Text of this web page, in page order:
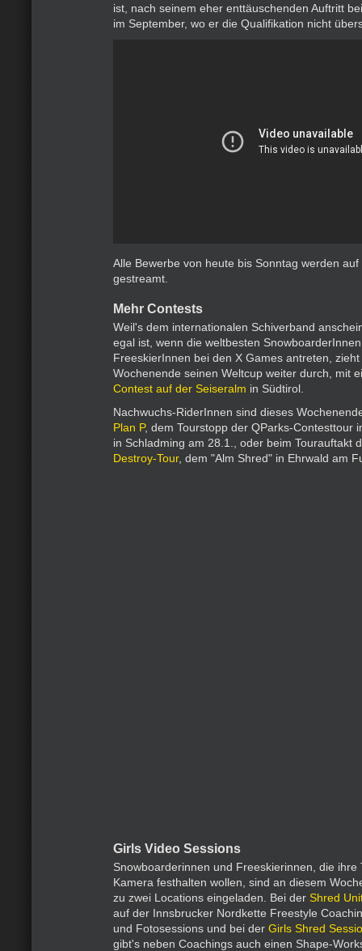
ist, nach seinem eher enttäuschenden Auftritt
im September, wo er die Qualifikation nicht
Alle Bewerbe von heute bis Sonntag werden auf
gestreamt.
Mehr Contests
Weil's dem internationalen Schiverband
egal ist, wenn die weltbesten
FreeskierInnen bei den X Games antreten,
Wochenende seinen Weltcup weiter durch, mit
Contest auf der Seiseralm in Südtirol.
Nachwuchs-RiderInnen sind dieses
Plan P, dem Tourstopp der QParks-Contesttour
in Schladming am 28.1., oder beim Tourauftakt
Destroy-Tour, dem "Alm Shred" in Ehrwald am
Girls Video Sessions
Snowboarderinnen und Freeskierinnen, die ihre
Kamera festhalten wollen, sind an diesem
zu zwei Locations eingeladen. Bei der Shred
auf der Innsbrucker Nordkette Freestyle
und Fotosessions und bei der Girls Shred
gibt's neben Coachings auch einen Shape-